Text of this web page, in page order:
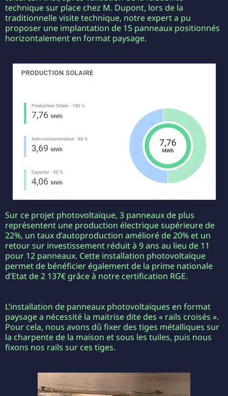
technique sur place chez M. Dupont, lors de la
traditionnelle visite technique, notre expert a pu
proposer une implantation de 15 panneaux positionnés
horizontalement en format paysage.
Sur ce projet photovoltaïque, 3 panneaux de plus
représentent une production électrique supérieure de
22%, un taux d’autoproduction amélioré de 20% et un
retour sur investissement réduit à 9 ans au lieu de 11
pour 12 panneaux. Cette installation photovoltaïque
permet de bénéficier également de la prime nationale
d’Etat de 2 137€ grâce à notre certification RGE.
L’installation de panneaux photovoltaïques en format
paysage a nécessité la maitrise dite des « rails croisés ».
Pour cela, nous avons dû fixer des tiges métalliques sur
la charpente de la maison et sous les tuiles, puis nous
fixons nos rails sur ces tiges.